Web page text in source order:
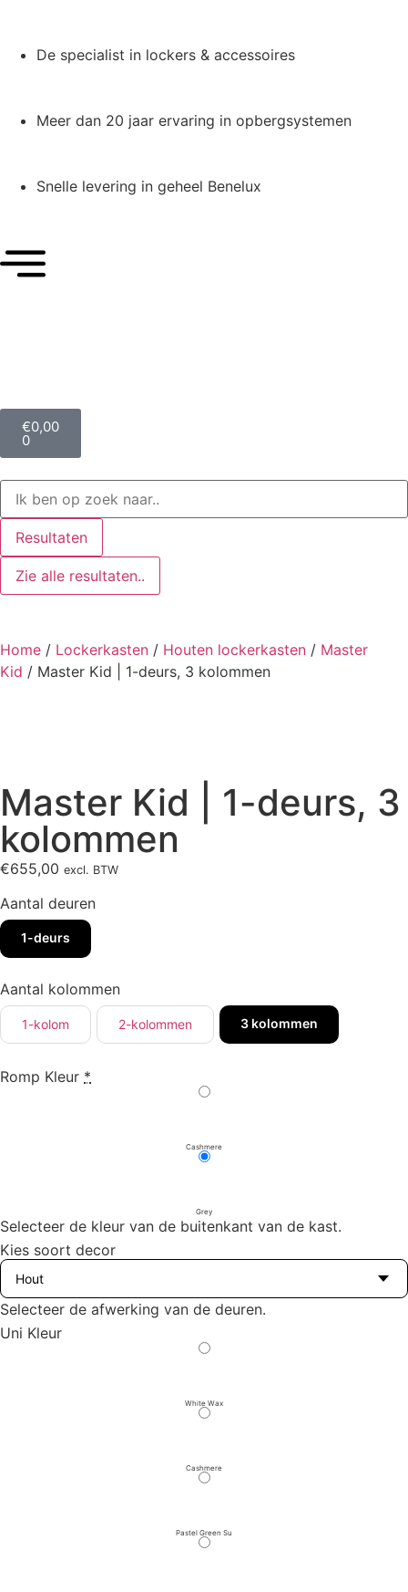
De specialist in lockers & accessoires
Meer dan 20 jaar ervaring in opbergsystemen
Snelle levering in geheel Benelux
€0,00
0
Resultaten
Zie alle resultaten..
Home / Lockerkasten / Houten lockerkasten / Master
Kid / Master Kid | 1-deurs, 3 kolommen
Master Kid | 1-deurs, 3
kolommen
€655,00 excl. BTW
Aantal deuren
1-deurs
Aantal kolommen
1-kolom 2-kolommen 3 kolommen
Romp Kleur *
Cashmere
Grey
Selecteer de kleur van de buitenkant van de kast.
Kies soort decor
Selecteer de afwerking van de deuren.
Uni Kleur
White Wax
Cashmere
Pastel Green Su